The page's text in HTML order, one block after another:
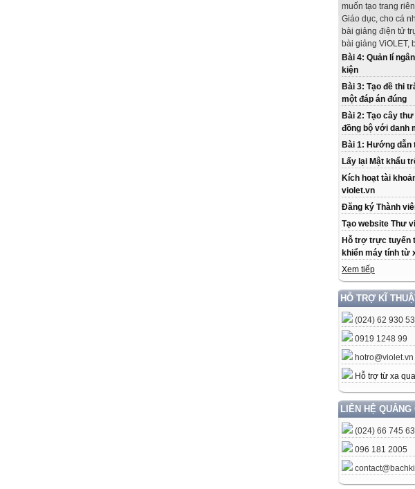
muốn tạo trang
Giáo dục, cho cá
bài giảng điện tử
bài giảng ViOLET,
Bài 4: Quản lí
kiện
Bài 3: Tạo đề thi
một đáp án đúng
Bài 2: Tạo cây
đồng bộ với danh
Bài 1: Hướng
Lấy lại Mật khẩu
Kích hoạt tài
violet.vn
Đăng ký Thành
Tạo website Thư
Hỗ trợ trực tuyến
khiển máy tính từ
Xem tiếp
HỖ TRỢ KĨ
(024) 62 930
0919 1248 99
hotro@violet.vn
Hỗ trợ từ xa
LIÊN HỆ QUẢNG
(024) 66 745
096 181 2005